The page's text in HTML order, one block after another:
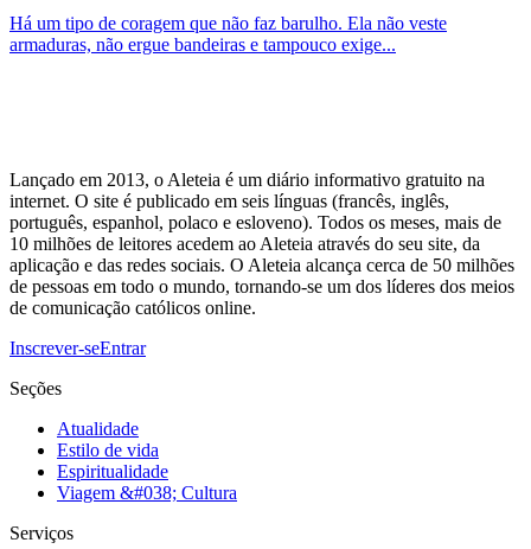
Há um tipo de coragem que não faz barulho. Ela não veste
armaduras, não ergue bandeiras e tampouco exige...
Lançado em 2013, o Aleteia é um diário informativo gratuito na
internet. O site é publicado em seis línguas (francês, inglês,
português, espanhol, polaco e esloveno). Todos os meses, mais de
10 milhões de leitores acedem ao Aleteia através do seu site, da
aplicação e das redes sociais. O Aleteia alcança cerca de 50 milhões
de pessoas em todo o mundo, tornando-se um dos líderes dos meios
de comunicação católicos online.
Inscrever-seEntrar
Seções
Atualidade
Estilo de vida
Espiritualidade
Viagem &#038; Cultura
Serviços